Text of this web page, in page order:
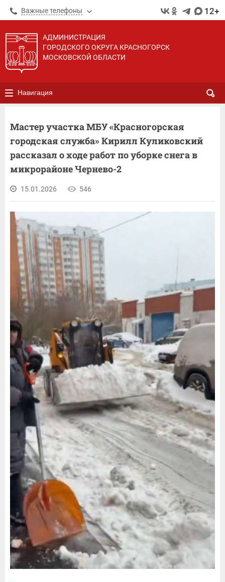
Важные телефоны 12+
АДМИНИСТРАЦИЯ
ГОРОДСКОГО ОКРУГА КРАСНОГОРСК
МОСКОВСКОЙ ОБЛАСТИ
Навигация
Мастер участка МБУ «Красногорская
городская служба» Кирилл Куликовский
рассказал о ходе работ по уборке снега в
микрорайоне Чернево-2
15.01.2026 546